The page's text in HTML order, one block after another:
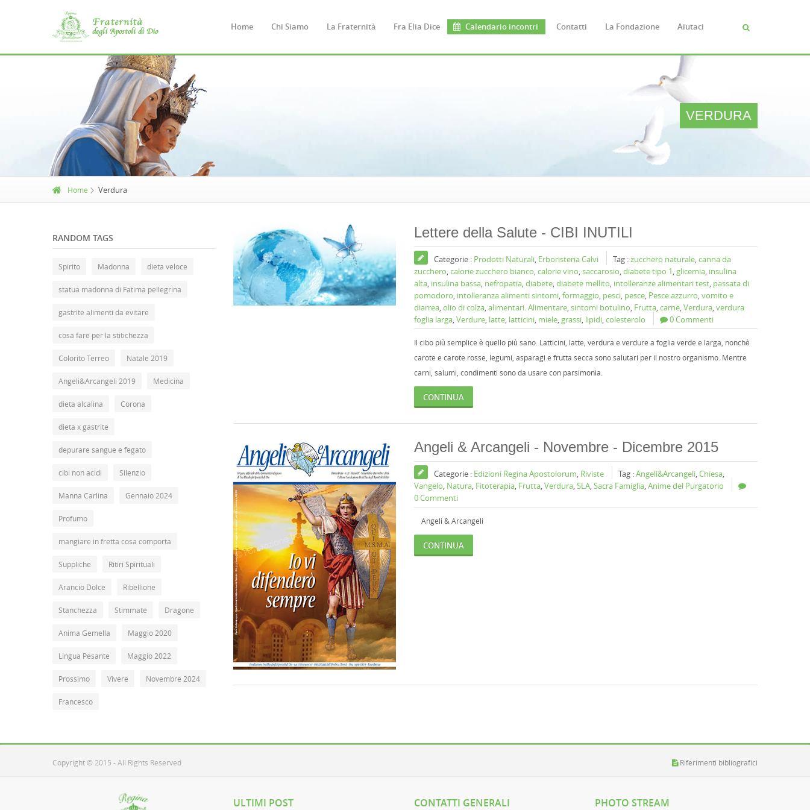
FORM
DI
Cerca
Home Chi Siamo La Fraternità Fra Elia Dice Calendario incontri Contatti La Fondazione Aiutaci
VERDURA
Home Verdura
Lettere della Salute - CIBI INUTILI
Categorie : Prodotti Naturali, Erboristeria Calvi Tag :zucchero naturale,canna da
zucchero,calorie zucchero bianco,calorie vino,saccarosio,diabete tipo 1, glicemia, insulina
alta, insulina bassa, nefropatia,diabete,diabete mellito, intolleranze alimentari test, passata di
pomodoro, intolleranza alimenti sintomi,formaggio, pesci, pesce, Pesce azzurro,vomito e
diarrea,olio di colza,alimentari. Alimentare,sintomi botulino, Frutta,carne,Verdura,verdura
foglia larga,Verdure, latte, latticini, miele, grassi, lipidi,colesterolo 0 Commenti
Il cibo più semplice è quello più sano. Latticini, latte, verdura e verdure a foglia verde e larga, nonchè
carote e carote rosse, legumi, asparagi e frutta secca sono salutari per il nostro organismo. Mentre
carni, salumi, condimenti sono da usare con parsimonia.
CONTINUA
Angeli & Arcangeli - Novembre - Dicembre 2015
Categorie : Edizioni Regina Apostolorum, Riviste Tag :Angeli&Arcangeli,Chiesa,
Vangelo, Natura, Fitoterapia, Frutta,Verdura,SLA,Sacra Famiglia,Anime del Purgatorio
0 Commenti
Angeli & Arcangeli
CONTINUA
RANDOM TAGS
Spirito Madonna dieta veloce
statua madonna di Fatima pellegrina
gastrite alimenti da evitare
cosa fare per la stitichezza
Colorito Terreo Natale 2019
Angeli&Arcangeli 2019 Medicina
dieta alcalina Corona
dieta x gastrite
depurare sangue e fegato
cibi non acidi Silenzio
Manna Carlina Gennaio 2024
Profumo
mangiare in fretta cosa comporta
Suppliche Ritiri Spirituali
Arancio Dolce Ribellione
Stanchezza Stimmate Dragone
Anima Gemella Maggio 2020
Lingua Pesante Maggio 2022
Prossimo Vivere Novembre 2024
Francesco
Copyright © 2015 - All Rights Reserved Riferimenti bibliografici
ULTIMI POST CONTATTI GENERALI PHOTO STREAM